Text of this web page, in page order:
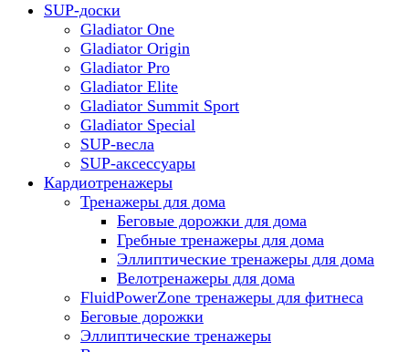
SUP-доски
Gladiator One
Gladiator Origin
Gladiator Pro
Gladiator Elite
Gladiator Summit Sport
Gladiator Special
SUP-весла
SUP-аксессуары
Кардиотренажеры
Тренажеры для дома
Беговые дорожки для дома
Гребные тренажеры для дома
Эллиптические тренажеры для дома
Велотренажеры для дома
FluidPowerZone тренажеры для фитнеса
Беговые дорожки
Эллиптические тренажеры